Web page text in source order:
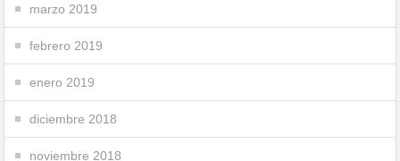
marzo 2019
febrero 2019
enero 2019
diciembre 2018
noviembre 2018